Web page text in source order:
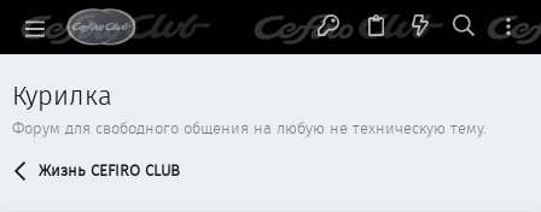
Курилка
Форум для свободного общения на любую не техническую тему.
Жизнь CEFIRO CLUB